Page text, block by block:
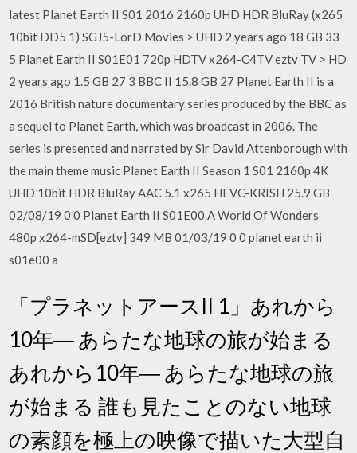
latest Planet Earth II S01 2016 2160p UHD HDR BluRay (x265
10bit DD5 1) SGJ5-LorD Movies > UHD 2 years ago 18 GB 33
5 Planet Earth II S01E01 720p HDTV x264-C4TV eztv TV > HD
2 years ago 1.5 GB 27 3 BBC II 15.8 GB 27 Planet Earth II is a
2016 British nature documentary series produced by the BBC as
a sequel to Planet Earth, which was broadcast in 2006. The
series is presented and narrated by Sir David Attenborough with
the main theme music Planet Earth II Season 1 S01 2160p 4K
UHD 10bit HDR BluRay AAC 5.1 x265 HEVC-KRISH 25.9 GB
02/08/19 0 0 Planet Earth II S01E00 A World Of Wonders
480p x264-mSD[eztv] 349 MB 01/03/19 0 0 planet earth ii
s01e00 a
「プラネットアースII 1」あれから
10年― あらたな地球の旅が始まる
あれから10年― あらたな地球の旅
が始まる 誰も見たことのない地球
の素顔を極上の映像で描いた大型自